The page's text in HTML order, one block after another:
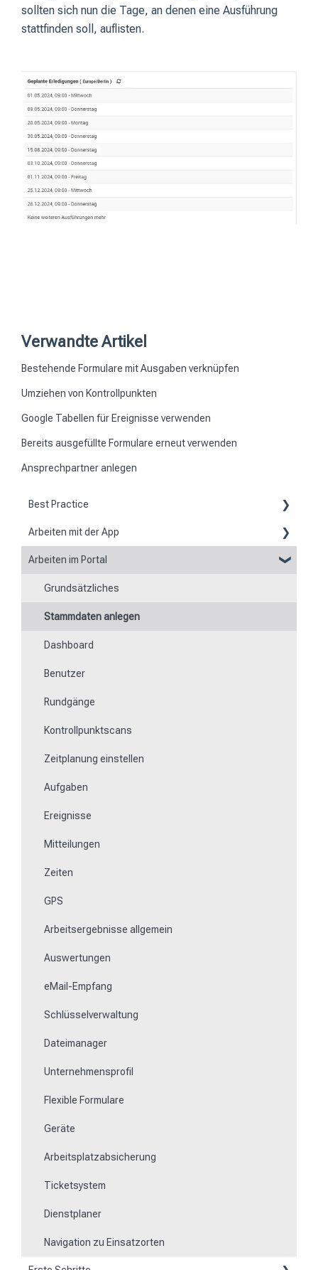
sollten sich nun die Tage, an denen eine Ausführung
stattfinden soll, auflisten.
Verwandte Artikel
Bestehende Formulare mit Ausgaben verknüpfen
Umziehen von Kontrollpunkten
Google Tabellen für Ereignisse verwenden
Bereits ausgefüllte Formulare erneut verwenden
Ansprechpartner anlegen
Best Practice
Berichte
Flexible Formulare
Zeiten
Besonderheit von Mobilgeräten
Arbeiten mit der App
Grundsätzliches zur App
Scannen von Kontrollpunkten
Navigation zu Einsatzorten
Rundgänge
Offline arbeiten
Ereignisse
Arbeits- und Bereichszeiterfassung
Dateimanager
Mitteilungen
Formulare ausfüllen
Schlüsselmanagement
NFC-Medien einlernen
Fehlende oder defekte Kontrollpunkte austauschen
Wie lerne ich Beacons ein?
Arbeiten mit dem Ticketsystem
Arbeiten im Portal
Grundsätzliches
Stammdaten anlegen
Dashboard
Benutzer
Rundgänge
Kontrollpunktscans
Zeitplanung einstellen
Aufgaben
Ereignisse
Mitteilungen
Zeiten
GPS
Arbeitsergebnisse allgemein
Auswertungen
eMail-Empfang
Schlüsselverwaltung
Dateimanager
Unternehmensprofil
Flexible Formulare
Geräte
Arbeitsplatzabsicherung
Ticketsystem
Dienstplaner
Navigation zu Einsatzorten